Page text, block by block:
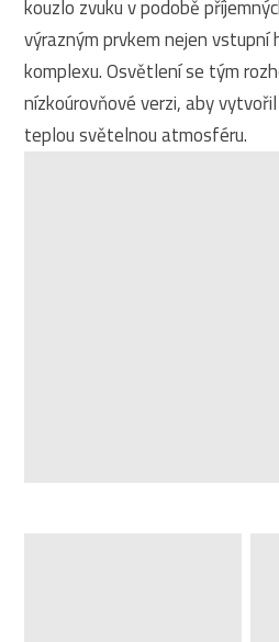
kouzlo zvuku v podobě
výrazným prvkem nejen vstupní
komplexu. Osvětlení se tým
nízkoúrovňové verzi, aby
teplou světelnou atmosféru.